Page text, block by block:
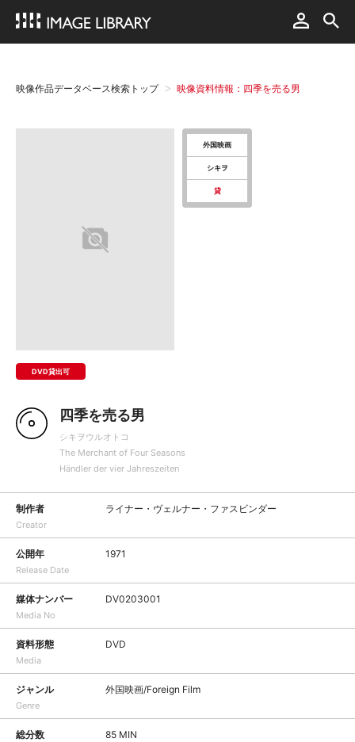
映像作品データベース検索トップ 映像資料情報：四季を売る男
DVD貸出可
外国映画
シキヲ
貸
四季を売る男
シキヲウルオトコ
The Merchant of Four Seasons
Händler der vier Jahreszeiten
制作者
Creator
ライナー・ヴェルナー・ファスビンダー
公開年
Release Date
1971
媒体ナンバー
Media No
DV0203001
資料形態
Media
DVD
ジャンル
Genre
外国映画/Foreign Film
総分数 85 MIN